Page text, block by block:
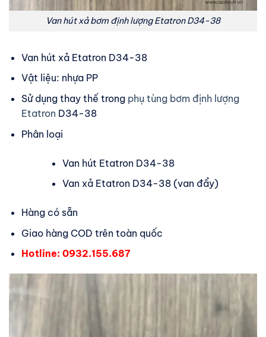
Van hút xả bơm định lượng Etatron D34-38
Van hút xả Etatron D34-38
Vật liệu: nhựa PP
Sử dụng thay thế trong phụ tùng bơm định lượng
Etatron D34-38
Phân loại
Van hút Etatron D34-38
Van xả Etatron D34-38 (van đẩy)
Hàng có sẵn
Giao hàng COD trên toàn quốc
Hotline: 0932.155.687